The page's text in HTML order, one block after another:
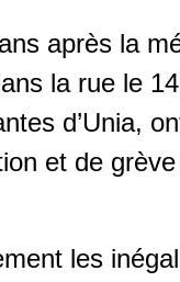
après la
la rue le
d’Unia,
et de
les